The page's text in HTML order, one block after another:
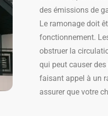
des émissions de
Le ramonage doit
fonctionnement.
obstruer la
qui peut causer
faisant appel à un
assurer que votre